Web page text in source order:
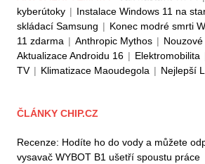
kyberútoky | Instalace Windows 11 na
skládací Samsung | Konec modré smrti
11 zdarma | Anthropic Mythos |
Aktualizace Androidu 16 | Elektromobilita
TV | Klimatizace Maoudegola | Nejlepší
ČLÁNKY CHIP.CZ
Recenze: Hodíte ho do vody a můžete
vysavač WYBOT B1 ušetří spoustu práce